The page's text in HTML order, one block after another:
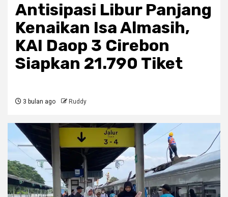
Antisipasi Libur Panjang
Kenaikan Isa Almasih,
KAI Daop 3 Cirebon
Siapkan 21.790 Tiket
3 bulan ago Ruddy